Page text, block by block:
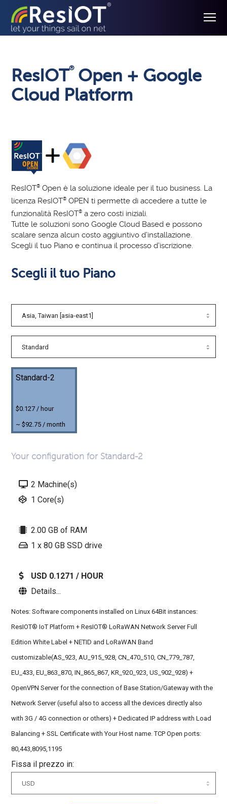
ResIOT®Open + Google
Cloud Platform
ResIOT® Open è la soluzione ideale per il tuo business. La
licenza ResIOT® OPEN ti permette di accedere atutte le
funzionalità ResIOT® a zero costi iniziali.
Tutte le soluzioni sono Google Cloud Based e possono
scalare senza alcun costo aggiuntivo d’installazione.
Scegli il tuo Piano e continua il processo d’iscrizione.
Scegli il tuo Piano
Standard-2
$0.127 / hour
~ $92.75 / month
Your configuration for Standard-2
2 Machine(s)
1 Core(s)
2.00 GB of RAM
1 x 80 GB SSD drive
USD 0.1271 / HOUR
Details...
Notes: Software components installed on Linux 64Bit instances:
ResIOT® IoT Platform + ResIOT® LoRaWAN Network Server Full
Edition White Label + NETID and LoRaWAN Band
customizable(AS_923, AU_915_928, CN_470_510, CN_779_787,
EU_433, EU_863_870, IN_865_867, KR_920_923, US_902_928) +
OpenVPN Server for the connection of Base Station/Gateway with the
Network Server (useful also to access all the devices directly also
with 3G / 4G connection or others) + Dedicated IP address with Load
Balancing + SSL Certificate with Your Host name. TCP Open ports:
80,443,8095,1195
Fissa il prezzo in: